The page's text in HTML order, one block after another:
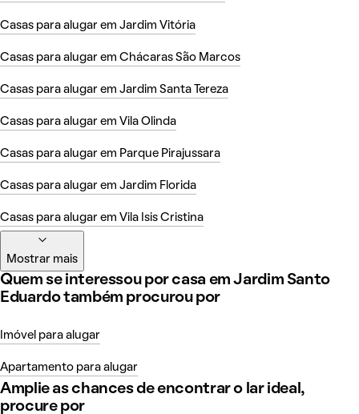
Casas para alugar em Jardim Vitória
Casas para alugar em Chácaras São Marcos
Casas para alugar em Jardim Santa Tereza
Casas para alugar em Vila Olinda
Casas para alugar em Parque Pirajussara
Casas para alugar em Jardim Florida
Casas para alugar em Vila Isis Cristina
Mostrar mais
Quem se interessou por casa em Jardim Santo
Eduardo também procurou por
Imóvel para alugar
Apartamento para alugar
Amplie as chances de encontrar o lar ideal,
procure por